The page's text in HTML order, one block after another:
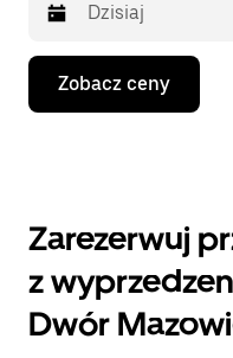
Naciśnij
klawisz
strzałki
i wybrać
Naciśnij
klawisz
„Escape”,
Zobacz ceny
Zarezerwuj
z
Dwór